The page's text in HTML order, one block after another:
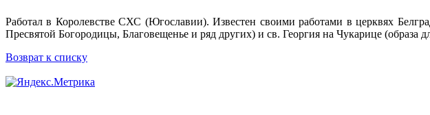
Работал в Королевстве СХС (Югославии). Известен своими работами в церквях
Пресвятой Богородицы, Благовещенье и ряд других) и св. Георгия на Чукарице (образа
Возврат к списку